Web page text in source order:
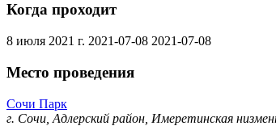
Когда проходит
8 июля 2021 г. 2021-07-08 2021-07-08
Место проведения
Сочи Парк
г. Сочи, Адлерский район, Имеретинская